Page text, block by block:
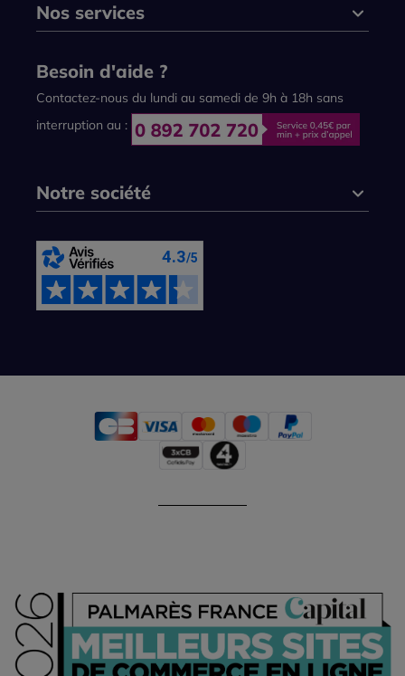
Nos services
Besoin d'aide ?
Contactez-nous du lundi au samedi de 9h à 18h sans
interruption au :
Notre société